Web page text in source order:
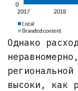
Однако
высоки, как